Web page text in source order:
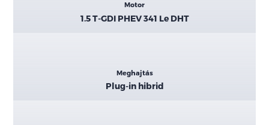
Motor
1.5 T-GDI PHEV 341 Le DHT
Meghajtás
Plug-in hibrid